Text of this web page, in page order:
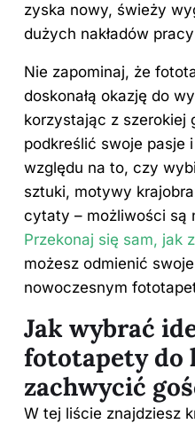
zyska nowy, świeży
dużych nakładów
Nie zapominaj, że
doskonałą okazję do
korzystając z szerokiej
podkreślić swoje pasje
względu na to, czy
sztuki, motywy
cytaty – możliwości są
Przekonaj się sam, jak
możesz odmienić
nowoczesnym
Jak wybrać
fototapety do
zachwycić
W tej liście znajdziesz